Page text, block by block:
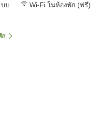
บ
Wi-Fi ในห้องพัก (ฟรี)
ก